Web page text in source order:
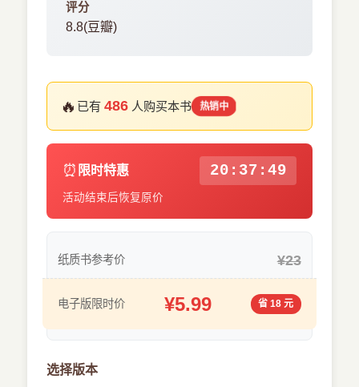
评分
8.8(豆瓣)
🔥 已有486 人购买本书 热销中
⏰ 限时特惠 20:37:49
活动结束后恢复原价
纸质书参考价 ¥23
电子版限时价 ¥5.99 省 18 元
选择版本